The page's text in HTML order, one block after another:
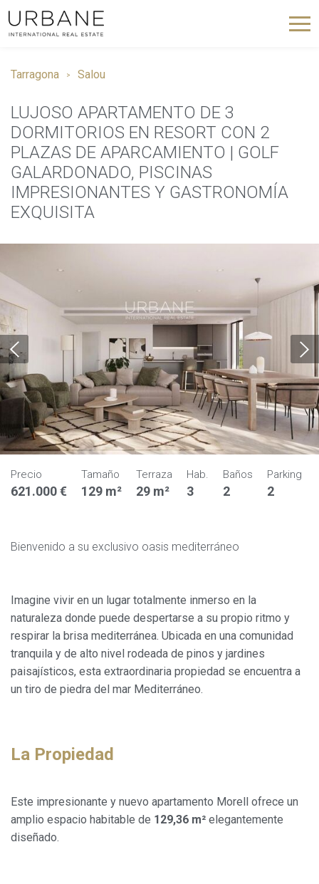
Tarragona Salou
LUJOSO APARTAMENTO DE 3
DORMITORIOS EN RESORT CON 2
PLAZAS DE APARCAMIENTO | GOLF
GALARDONADO, PISCINAS
IMPRESIONANTES Y GASTRONOMÍA
EXQUISITA
Precio
621.000 €
Tamaño
129 m²
Terraza
29 m²
Hab.
3
Baños
2
Parking
2
Bienvenido a su exclusivo oasis mediterráneo
Imagine vivir en un lugar totalmente inmerso en la
naturaleza donde puede despertarse a su propio ritmo y
respirar la brisa mediterránea. Ubicada en una comunidad
tranquila y de alto nivel rodeada de pinos y jardines
paisajísticos, esta extraordinaria propiedad se encuentra a
un tiro de piedra del mar Mediterráneo.
La Propiedad
Este impresionante y nuevo apartamento Morell ofrece un
amplio espacio habitable de 129,36 m² elegantemente
diseñado.